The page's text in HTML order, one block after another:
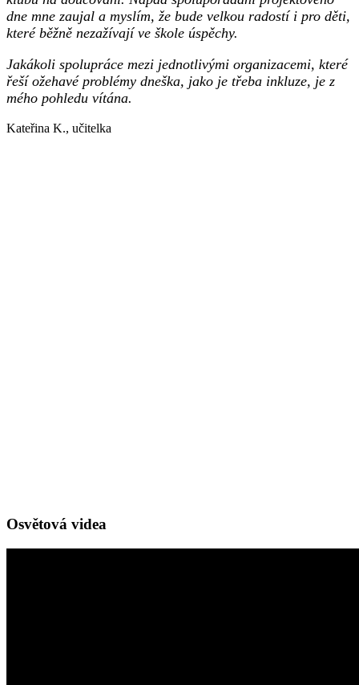
dne mne zaujal a myslím, že bude velkou radostí i pro děti,
které běžně nezažívají ve škole úspěchy.
Jakákoli spolupráce mezi jednotlivými organizacemi, které
řeší ožehavé problémy dneška, jako je třeba inkluze, je z
mého pohledu vítána.
Kateřina K., učitelka
Osvětová videa